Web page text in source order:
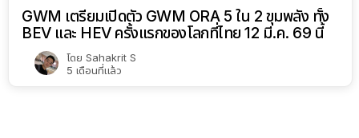
GWM เตรียมเปิดตัว GWM ORA 5 ใน 2 ขุมพลัง ทั้ง
BEV และ HEV ครั้งแรกของโลกที่ไทย 12 มี.ค. 69 นี้
โดย Sahakrit S
5 เดือนที่แล้ว